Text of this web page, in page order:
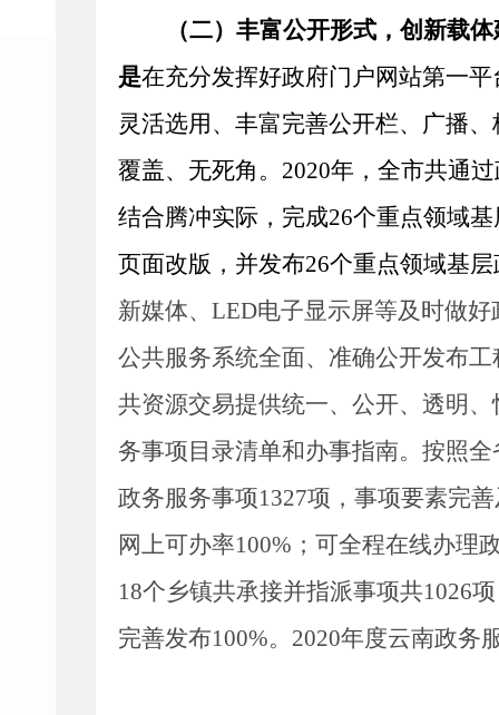
（二）丰富公开形式，创新载
是在充分发挥好政府门户网站第一
灵活选用、丰富完善公开栏、广播
覆盖、无死角。 2020年，全市共通
结合腾冲实际，完成26个重点领域
页面改版， 并发布26个重点领域基层
新媒体、 LED电子显示屏等及时做好
公共服务系统全面、准确公开发布
共资源交易提供统一、公开、透明
务事项目录清单和办事指南。 按照全
政务服务事项1327项，事项要素完
网上可办率100% ； 可全程在线办理
18个乡镇共承接并指派事项共1026
完善发布100%。 2020年度云南政务